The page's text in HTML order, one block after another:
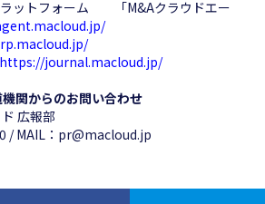
ラットフォーム 「M&Aクラウドエー
https://journal.macloud.jp/
関からのお問い合わせ
広報部
/ MAIL：pr@macloud.jp